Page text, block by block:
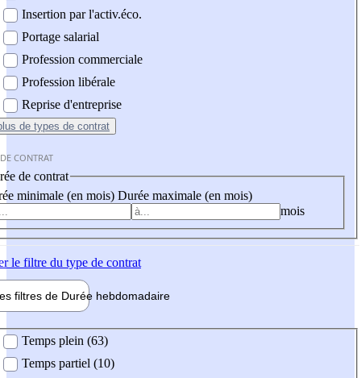
Insertion par l'activ.éco.
Portage salarial
Profession commerciale
Profession libérale
Reprise d'entreprise
de types de contrat
CONTRAT
de contrat
minimale (en mois) Durée maximale (en mois)
mois
le filtre du type de contrat
filtres de Durée hebdomadaire
Temps plein (63)
Temps partiel (10)